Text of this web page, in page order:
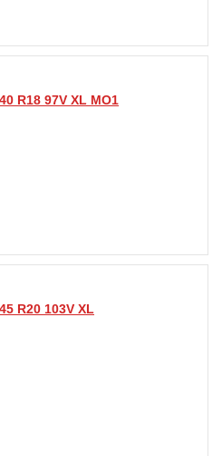
R18 97V XL MO1
R20 103V XL